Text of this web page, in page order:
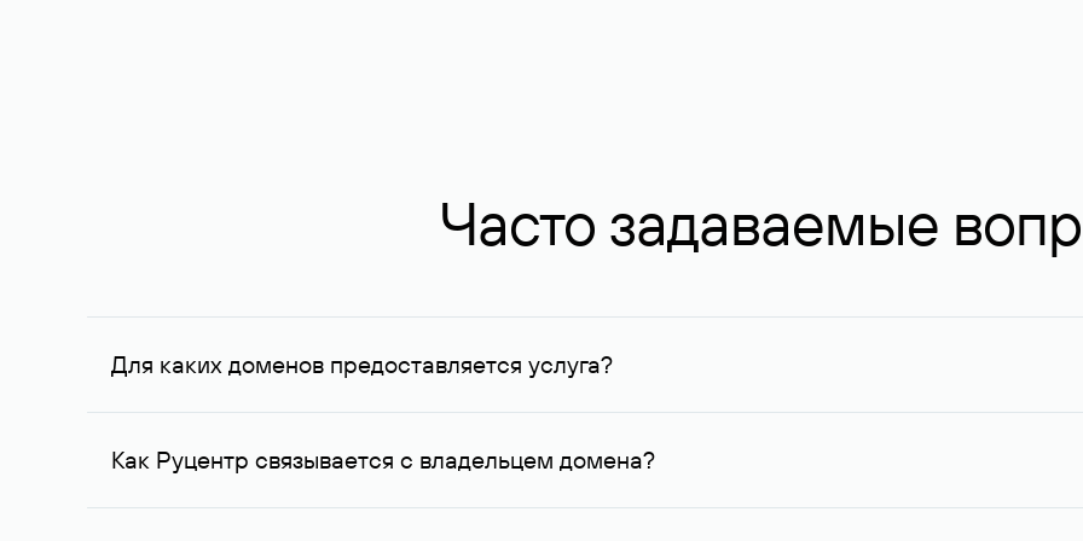
Часто задаваемые
Для каких доменов предоставляется услуга?
Услуга доступна для доменов, зарегистрированных в Руцентре и у других регистраторов. Для доменов,
Как Руцентр связывается с владельцем домена?
Для связи с владельцем домена используются его контактные данные, доступные Руцентру.